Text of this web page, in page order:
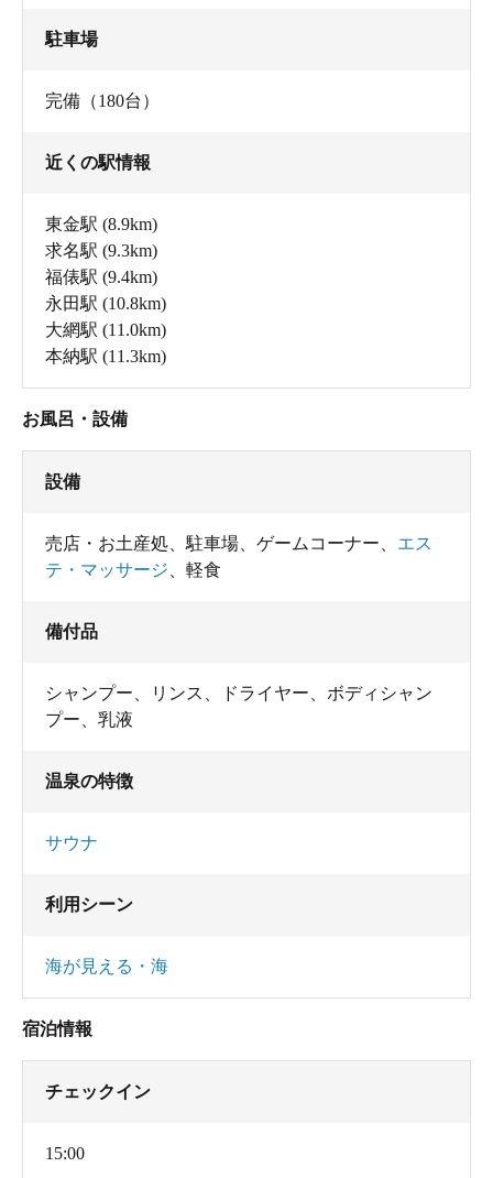
駐車場
完備（180台）
近くの駅情報
東金駅 (8.9km)
求名駅 (9.3km)
福俵駅 (9.4km)
永田駅 (10.8km)
大網駅 (11.0km)
本納駅 (11.3km)
お風呂・設備
設備
売店・お土産処 駐車場 ゲームコーナー
エス
テ・マッサージ
軽食
備付品
シャンプー リンス ドライヤー
ボディシャン
プー
乳液
温泉の特徴
サウナ
利用シーン
海が見える・海
宿泊情報
チェックイン
15:00